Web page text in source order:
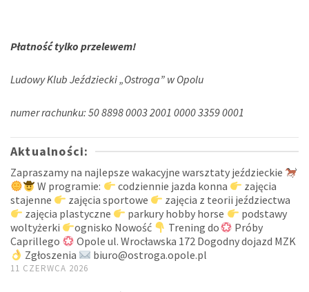
Płatność tylko przelewem!
Ludowy Klub Jeździecki „Ostroga” w Opolu
numer rachunku: 50 8898 0003 2001 0000 3359 0001
Aktualności:
Zapraszamy na najlepsze wakacyjne warsztaty jeździeckie
W programie:
codziennie jazda konna
zajęcia
stajenne
zajęcia sportowe
zajęcia z teorii jeździectwa
zajęcia plastyczne
parkury hobby horse
podstawy
woltyżerki
ognisko Nowość Trening do
Próby
Caprillego
Opole ul. Wrocławska 172 Dogodny dojazd MZK
Zgłoszenia
biuro@ostroga.opole.pl
11 CZERWCA 2026